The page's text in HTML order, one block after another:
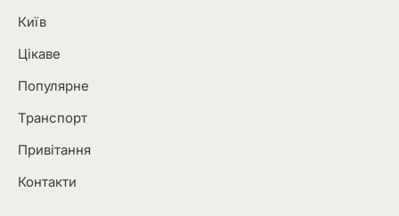
Київ
Цікаве
Популярне
Транспорт
Привітання
Контакти